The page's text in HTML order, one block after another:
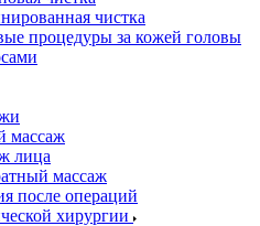
чистка
процедуры за кожей головы
массаж
лица
массаж
после операций
хирургии